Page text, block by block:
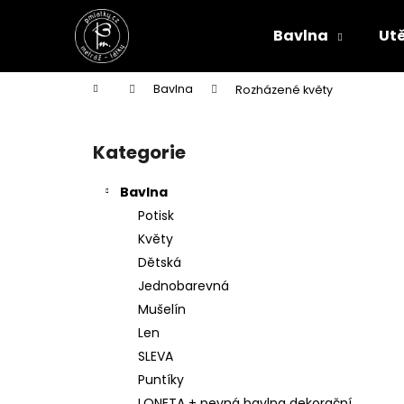
Bavlna
Domů Bavlna Rozházené květy
Přeskočit
kategorie
Kategorie
Bavlna
Potisk
Květy
Dětská
Jednobarevná
Mušelín
Len
SLEVA
Puntíky
í
Zpět
do
Zpět
do